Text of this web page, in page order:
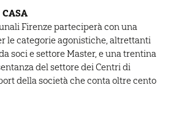
Firenze parteciperà con una
le categorie agonistiche, altrettanti
soci e settore Master, e una trentina
del settore dei Centri di
della società che conta oltre cento